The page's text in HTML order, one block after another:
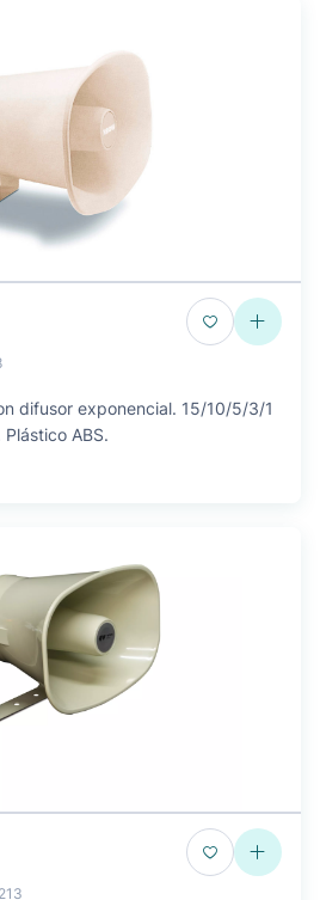
difusor exponencial. 15/10/5/3/1
ABS.